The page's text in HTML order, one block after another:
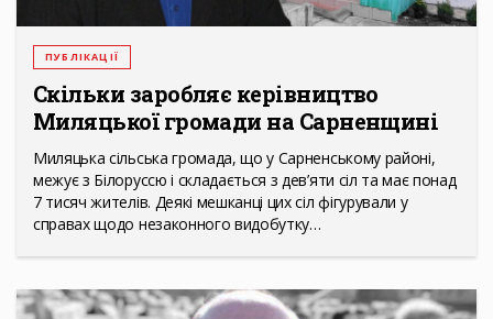
ПУБЛІКАЦІЇ
Скільки заробляє керівництво
Миляцької громади на Сарненщині
Миляцька сільська громада, що у Сарненському районі,
межує з Білоруссю і складається з дев’яти сіл та має понад
7 тисяч жителів. Деякі мешканці цих сіл фігурували у
справах щодо незаконного видобутку…